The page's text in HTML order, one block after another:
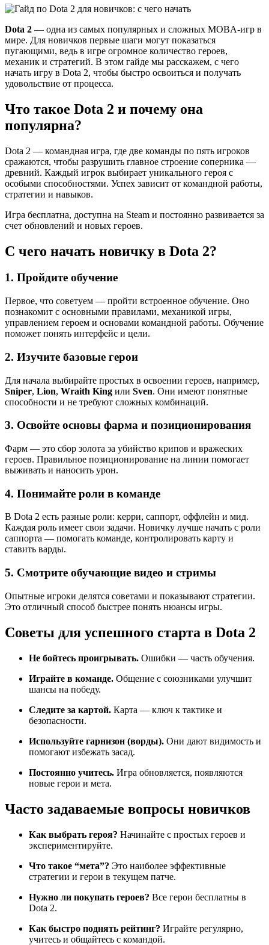
Dota 2 — одна из самых популярных и сложных MOBA-игр в
мире. Для новичков первые шаги могут показаться
пугающими, ведь в игре огромное количество героев,
механик и стратегий. В этом гайде мы расскажем, с чего
начать игру в Dota 2, чтобы быстро освоиться и получать
удовольствие от процесса.
Что такое Dota 2 и почему она
популярна?
Dota 2 — командная игра, где две команды по пять игроков
сражаются, чтобы разрушить главное строение соперника —
древний. Каждый игрок выбирает уникального героя с
особыми способностями. Успех зависит от командной работы,
стратегии и навыков.
Игра бесплатна, доступна на Steam и постоянно развивается за
счет обновлений и новых героев.
С чего начать новичку в Dota 2?
1. Пройдите обучение
Первое, что советуем — пройти встроенное обучение. Оно
познакомит с основными правилами, механикой игры,
управлением героем и основами командной работы. Обучение
поможет понять интерфейс и цели.
2. Изучите базовые герои
Для начала выбирайте простых в освоении героев, например,
Sniper, Lion, Wraith King или Sven. Они имеют понятные
способности и не требуют сложных комбинаций.
3. Освойте основы фарма и позиционирования
Фарм — это сбор золота за убийство крипов и вражеских
героев. Правильное позиционирование на линии помогает
выживать и наносить урон.
4. Понимайте роли в команде
В Dota 2 есть разные роли: керри, саппорт, оффлейн и мид.
Каждая роль имеет свои задачи. Новичку лучше начать с роли
саппорта — помогать команде, контролировать карту и
ставить варды.
5. Смотрите обучающие видео и стримы
Опытные игроки делятся советами и показывают стратегии.
Это отличный способ быстрее понять нюансы игры.
Советы для успешного старта в Dota 2
Не бойтесь проигрывать. Ошибки — часть обучения.
Играйте в команде. Общение с союзниками улучшит
шансы на победу.
Следите за картой. Карта — ключ к тактике и
безопасности.
Используйте гарнизон (ворды). Они дают видимость и
помогают избежать засад.
Постоянно учитесь. Игра обновляется, появляются
новые герои и мета.
Часто задаваемые вопросы новичков
Как выбрать героя? Начинайте с простых героев и
экспериментируйте.
Что такое “мета”? Это наиболее эффективные
стратегии и герои в текущем патче.
Нужно ли покупать героев? Все герои бесплатны в
Dota 2.
Как быстро поднять рейтинг? Играйте регулярно,
учитесь и общайтесь с командой.